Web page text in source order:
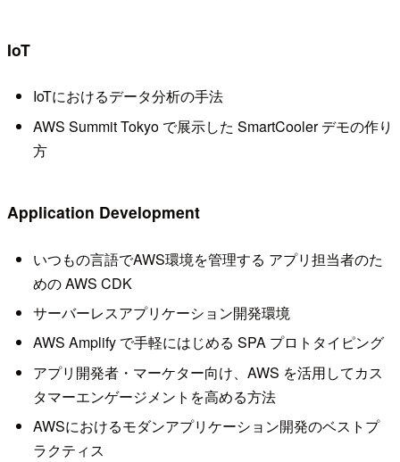
IoT
IoTにおけるデータ分析の手法
AWS Summit Tokyo で展示した SmartCooler デモの作り
方
Application Development
いつもの言語でAWS環境を管理する アプリ担当者のた
めの AWS CDK
サーバーレスアプリケーション開発環境
AWS Amplify で手軽にはじめる SPA プロトタイピング
アプリ開発者・マーケター向け、AWS を活用してカス
タマーエンゲージメントを高める方法
AWSにおけるモダンアプリケーション開発のベストプ
ラクティス